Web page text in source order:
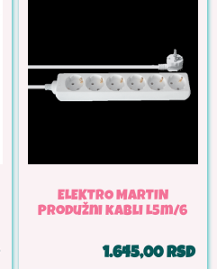
ELEKTRO MARTIN
Produžni kabli L5m/6
1.645,00 RSD